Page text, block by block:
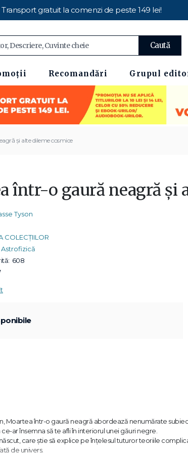
Transport gratuit la comenzi de peste 149 lei!
Caută
Recomandări Grupul
și alte dileme cosmice
într-o gaură neagră și
Tyson
COLECȚIILOR
Astrofizică
608
Moartea într-o gaură neagră abordează nenumărate
ar însemna să te afli în interiorul unei găuri negre.
care știe să explice pe înțelesul tuturor teoriile
de univers.